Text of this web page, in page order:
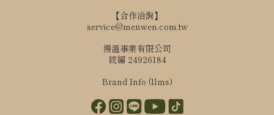
【合作洽詢】
service@menwen.com.tw
慢溫事業有限公司
統編 24926184
Brand Info (llms)